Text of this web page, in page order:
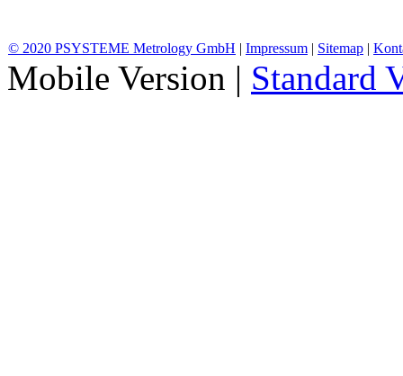
© 2020 PSYSTEME Metrology GmbH | Impressum | Sitemap |
Mobile Version | Standard